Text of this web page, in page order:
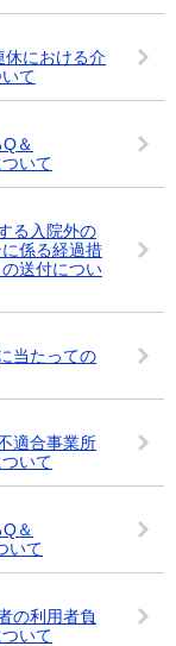
休における介
て
＆
いて
る入院外の
係る経過措
送付につい
当たっての
適合事業所
いて
＆
いて
の利用者負
いて